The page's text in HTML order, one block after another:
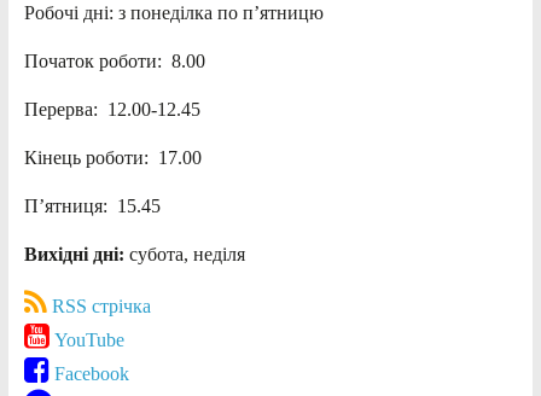
Робочі дні: з понеділка по п’ятницю
Початок роботи: 8.00
Перерва: 12.00-12.45
Кінець роботи: 17.00
П’ятниця: 15.45
Вихідні дні: субота, неділя
RSS стрічка
YouTube
Facebook